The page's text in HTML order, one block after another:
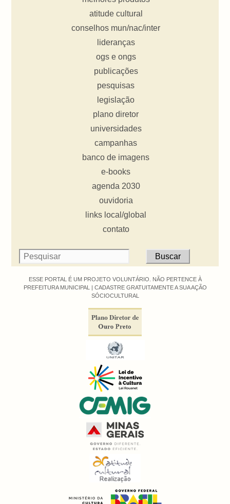
atitude cultural
conselhos mun/nac/inter
lideranças
ogs e ongs
publicações
pesquisas
legislação
plano diretor
universidades
campanhas
banco de imagens
e-books
agenda 2030
ouvidoria
links local/global
contato
ESSE PORTAL É UM PROJETO VOLUNTÁRIO. NÃO PERTENCE À
PREFEITURA MUNICIPAL | CADASTRE GRATUITAMENTE A SUA AÇÃO
SÓCIOCULTURAL